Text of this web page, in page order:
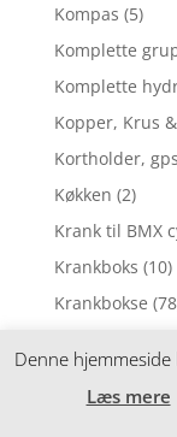
Kompas (5)
Komplette
Komplette
Kopper, Krus
Kortholder,
Køkken (2)
Krank til BMX
Krankboks (10)
Krankbokse
Krankbokse
Krankbokse
Denne
Læs mere